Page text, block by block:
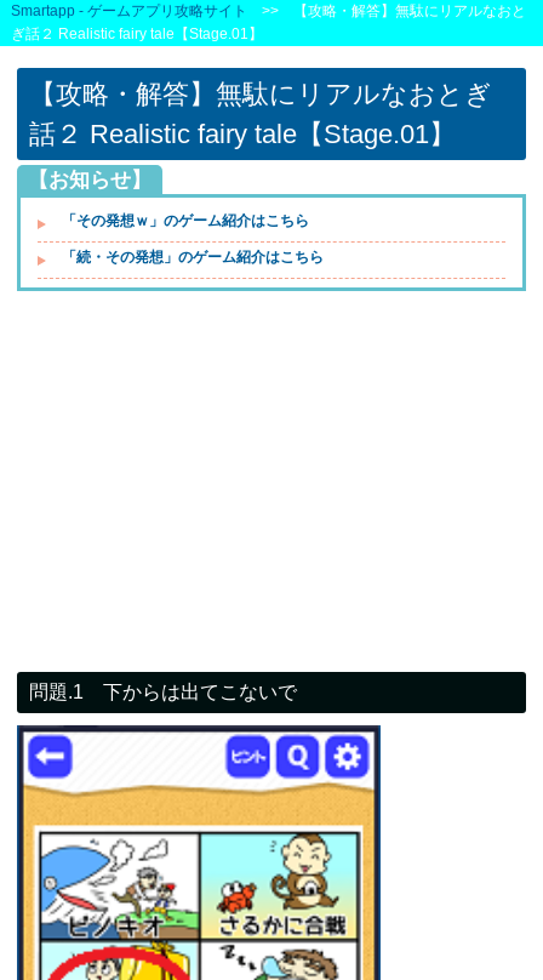
Smartapp - ゲームアプリ攻略サイト
>> 【攻略・解答】無駄にリアルなおと
ぎ話２ Realistic fairy tale【Stage.01】
【攻略・解答】無駄にリアルなおとぎ
話２ Realistic fairy tale【Stage.01】
【お知らせ】
「その発想ｗ」のゲーム紹介はこちら
「続・その発想」のゲーム紹介はこちら
問題.1 下からは出てこないで